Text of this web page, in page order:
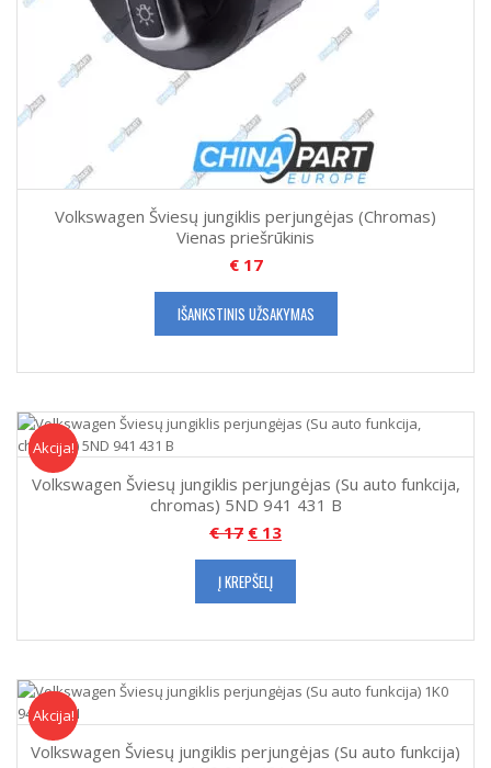
Volkswagen Šviesų jungiklis perjungėjas (Chromas)
Vienas priešrūkinis
€17
IŠANKSTINIS UŽSAKYMAS
Akcija
Akcija!
Volkswagen Šviesų jungiklis perjungėjas (Su auto funkcija,
chromas) 5ND 941 431 B
€17 € 13
Į KREPŠELĮ
Akcija
Akcija!
Volkswagen Šviesų jungiklis perjungėjas (Su auto funkcija)